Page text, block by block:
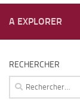
A EXPLORER
RECHERCHER
Rechercher :